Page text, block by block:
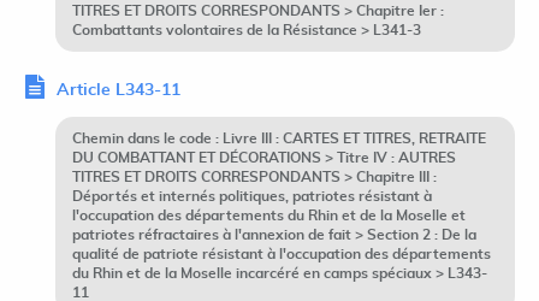
TITRES ET DROITS CORRESPONDANTS > Chapitre Ier :
Combattants volontaires de la Résistance > L341-3
Article L343-11
Chemin dans le code : Livre III : CARTES ET TITRES, RETRAITE
DU COMBATTANT ET DÉCORATIONS > Titre IV : AUTRES
TITRES ET DROITS CORRESPONDANTS > Chapitre III :
Déportés et internés politiques, patriotes résistant à
l'occupation des départements du Rhin et de la Moselle et
patriotes réfractaires à l'annexion de fait > Section 2 : De la
qualité de patriote résistant à l'occupation des départements
du Rhin et de la Moselle incarcéré en camps spéciaux > L343-
11